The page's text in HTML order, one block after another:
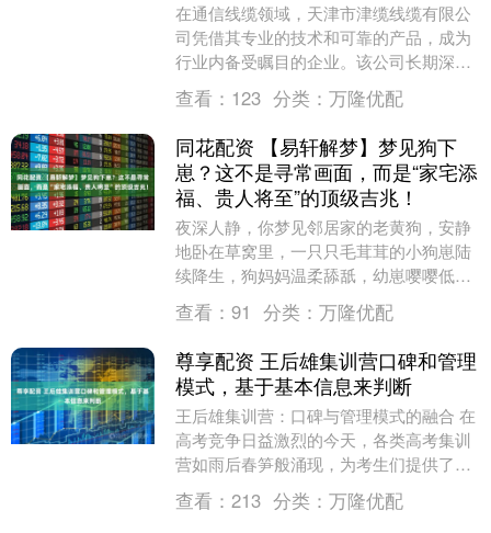
在通信线缆领域，天津市津缆线缆有限公
司凭借其专业的技术和可靠的产品，成为
行业内备受瞩目的企业。该公司长期深耕
于通信电缆的研发、生产与销售，以卓越
的品质和优质的服....
查看： 123 分类： 万隆优配
同花配资 【易轩解梦】梦见狗下
崽？这不是寻常画面，而是“家宅添
福、贵人将至”的顶级吉兆！
夜深人静，你梦见邻居家的老黄狗，安静
地卧在草窝里，一只只毛茸茸的小狗崽陆
续降生，狗妈妈温柔舔舐，幼崽嘤嘤低
鸣。你站在一旁，心中涌起莫名的喜悦与
安宁。醒来后，你笑....
查看： 91 分类： 万隆优配
尊享配资 王后雄集训营口碑和管理
模式，基于基本信息来判断
王后雄集训营：口碑与管理模式的融合 在
高考竞争日益激烈的今天，各类高考集训
营如雨后春笋般涌现，为考生们提供了更
多提升成绩的选择。哈尔滨励铭王后雄教
育咨询有限公司....
查看： 213 分类： 万隆优配